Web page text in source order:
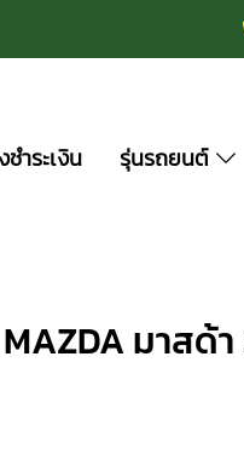
ชำระเงิน รุ่นรถยนต์
มาสด้า